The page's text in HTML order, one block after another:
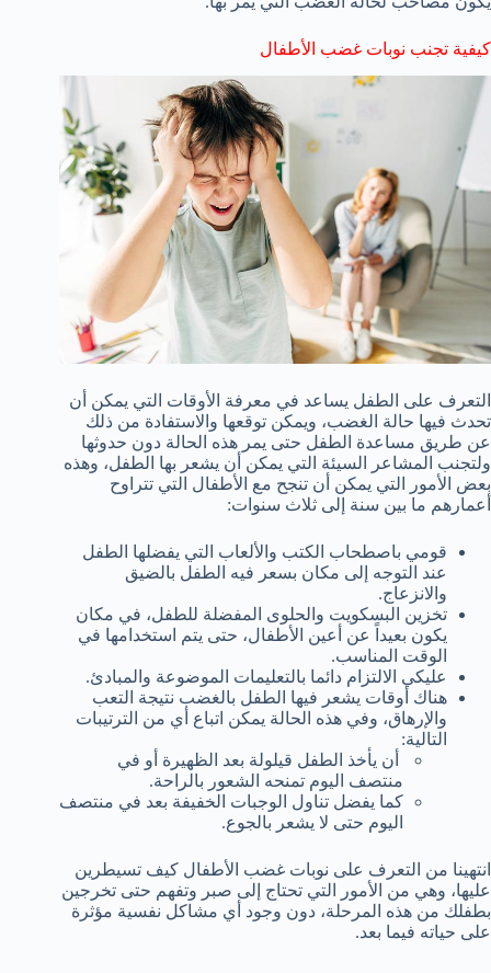
كيفية تجنب نوبات غضب الأطفال
التعرف على الطفل يساعد في معرفة الأوقات التي يمكن أن
تحدث فيها حالة الغضب، ويمكن توقعها والاستفادة من ذلك
عن طريق مساعدة الطفل حتى يمر هذه الحالة دون حدوثها
ولتجنب المشاعر السيئة التي يمكن أن يشعر بها الطفل، وهذه
بعض الأمور التي يمكن أن تنجح مع الأطفال التي تتراوح
أعمارهم ما بين سنة إلى ثلاث سنوات:
قومي باصطحاب الكتب والألعاب التي يفضلها الطفل
عند التوجه إلى مكان بسعر فيه الطفل بالضيق
والانزعاج.
تخزين البسكويت والحلوى المفضلة للطفل، في مكان
يكون بعيداً عن أعين الأطفال، حتى يتم استخدامها في
الوقت المناسب.
عليكي الالتزام دائما بالتعليمات الموضوعة والمبادئ.
هناك أوقات يشعر فيها الطفل بالغضب نتيجة التعب
والإرهاق، وفي هذه الحالة يمكن اتباع أي من الترتيبات
التالية:
أن يأخذ الطفل قيلولة بعد الظهيرة أو في
منتصف اليوم تمنحه الشعور بالراحة.
كما يفضل تناول الوجبات الخفيفة بعد في منتصف
اليوم حتى لا يشعر بالجوع.
انتهينا من التعرف على نوبات غضب الأطفال كيف تسيطرين
عليها، وهي من الأمور التي تحتاج إلى صبر وتفهم حتى تخرجين
بطفلك من هذه المرحلة، دون وجود أي مشاكل نفسية مؤثرة
على حياته فيما بعد.